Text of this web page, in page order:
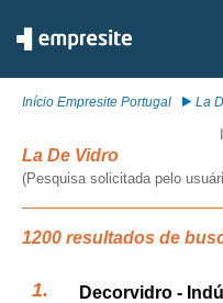
Início Empresite Portugal La
La De Vidro
(Pesquisa solicitada pelo
1200 resultados de
Decorvidro -